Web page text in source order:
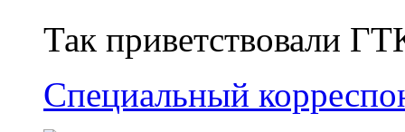
Так приветствовали
Специальный